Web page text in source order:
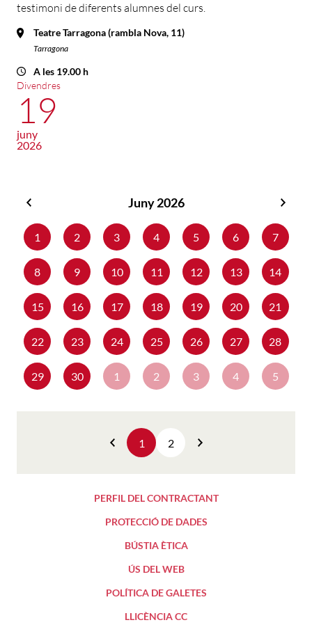
testimoni de diferents alumnes del curs.
Teatre Tarragona (rambla Nova, 11)
Tarragona
A les 19.00 h
Divendres
19
juny
2026
2026
Juny 2026
1
2 3 4 5 6 7
8 9 10 11 12 13 14
15 16 17 18 19 20 21
22 23 24 25 26 27 28
29 30 1 2 3 4 5
Anterior
1 2
PERFIL DEL CONTRACTANT
PROTECCIÓ DE DADES
BÚSTIA ÈTICA
ÚS DEL WEB
POLÍTICA DE GALETES
LLICÈNCIA CC